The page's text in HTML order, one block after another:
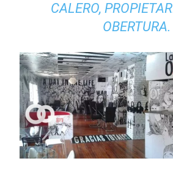
CALERO,
OBERTURA.